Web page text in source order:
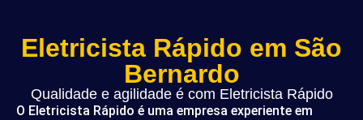
Eletricista Rápido em São
Bernardo
Qualidade e agilidade é com Eletricista Rápido
O Eletricista Rápido é uma empresa experiente em